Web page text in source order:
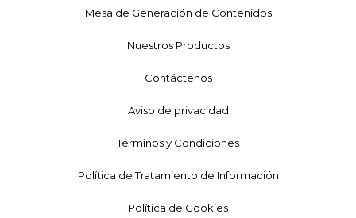
Mesa de Generación de Contenidos
Nuestros Productos
Contáctenos
Aviso de privacidad
Términos y Condiciones
Política de Tratamiento de Información
Política de Cookies